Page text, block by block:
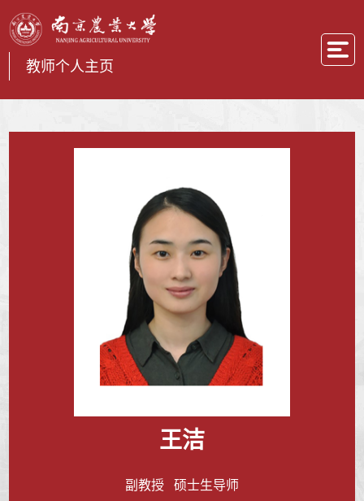
教师个人主页
王洁
副教授 硕士生导师